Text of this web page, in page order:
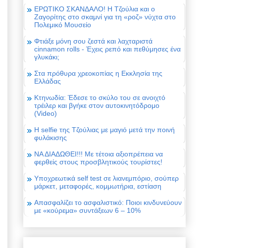
ΕΡΩΤΙΚΟ ΣΚΑΝΔΑΛΟ! Η Τζούλια και ο
Ζαγορίτης στο σκαμνί για τη «ροζ» νύχτα στο
Πολεμικό Μουσείο
Φτιάξε μόνη σου ζεστά και λαχταριστά
cinnamon rolls - Έχεις ρεπό και πεθύμησες ένα
γλυκάκι;
Στα πρόθυρα χρεοκοπίας η Εκκλησία της
Ελλάδας
Κτηνωδία: Έδεσε το σκύλο του σε ανοιχτό
τρέιλερ και βγήκε στον αυτοκινητόδρομο
(Video)
Η selfie της Τζούλιας με μαγιό μετά την ποινή
φυλάκισης
ΝΑ ΔΙΑΔΩΘΕΙ!!! Με τέτοια αξιοπρέπεια να
φερθείς στους προσβλητικούς τουρίστες!
Υποχρεωτικά self test σε λιανεμπόριο, σούπερ
μάρκετ, μεταφορές, κομμωτήρια, εστίαση
Απασφαλίζει το ασφαλιστικό: Ποιοι κινδυνεύουν
με «κούρεμα» συντάξεων 6 – 10%